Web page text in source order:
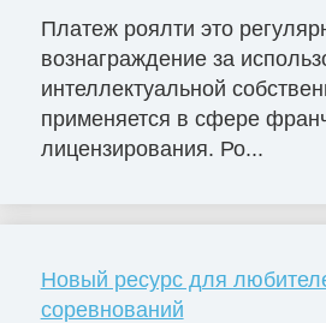
Платеж роялти это
вознаграждение за
интеллектуальной
применяется в сфере
лицензирования. Ро...
Новый ресурс для
соревнований